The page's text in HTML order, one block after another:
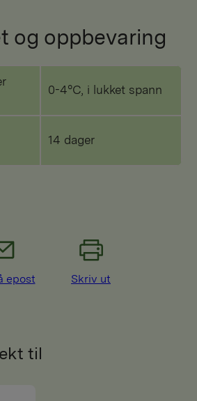
og oppbevaring
0-4°C, i lukket spann
14 dager
epost Skriv ut
til